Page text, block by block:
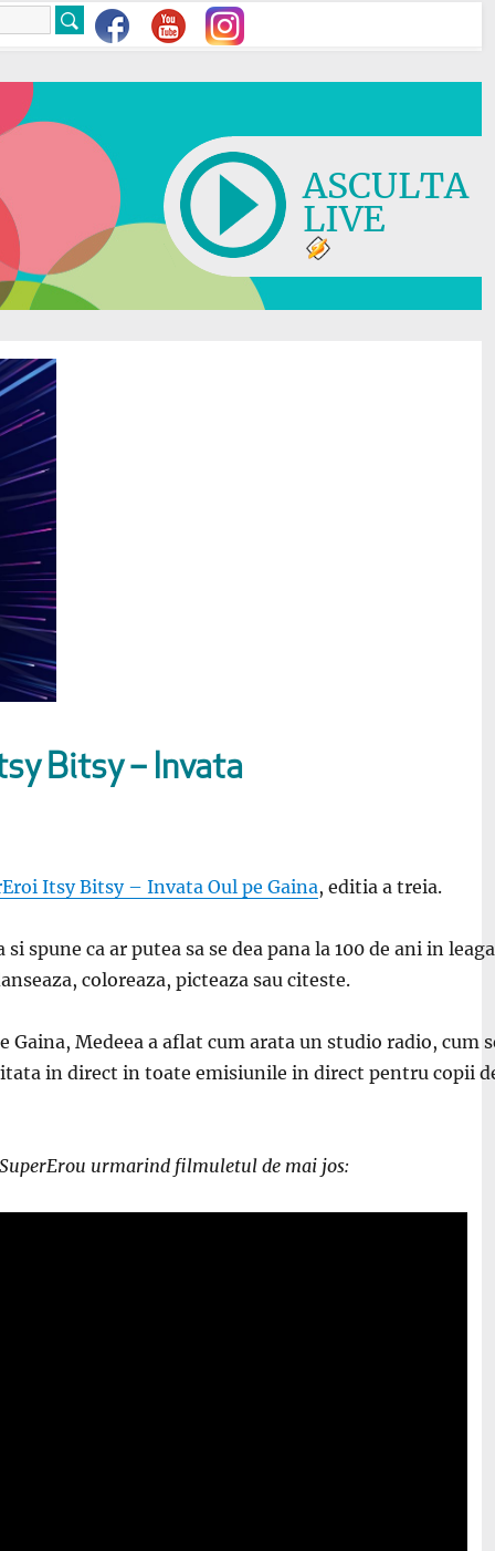
ASCULTA
LIVE
Bitsy – Invata
Itsy Bitsy – Invata Oul pe Gaina, editia a treia.
spune ca ar putea sa se dea pana la 100 de ani in
coloreaza, picteaza sau citeste.
Medeea a aflat cum arata un studio radio, cum
in direct in toate emisiunile in direct pentru copii
urmarind filmuletul de mai jos: